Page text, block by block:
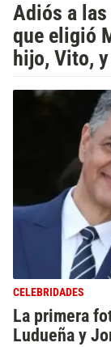
Adiós a
que eligió
hijo, Vito,
CELEBRIDADES
La primera
Ludueña y